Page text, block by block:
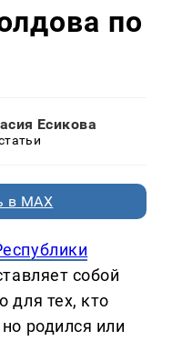
по
Есикова
в MAX
собой
для тех, кто
родился или